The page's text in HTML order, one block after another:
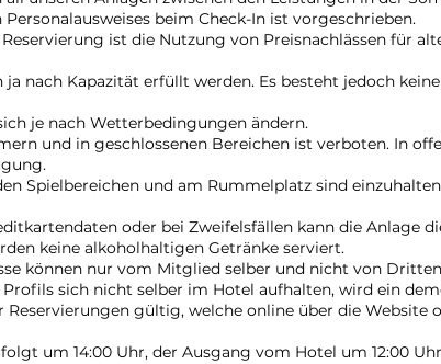
beim Check-In ist vorgeschrieben.
ist die Nutzung von Preisnachlässen für
ja nach Kapazität erfüllt werden. Es besteht jedoch
je nach Wetterbedingungen ändern.
und in geschlossenen Bereichen ist verboten. In
Spielbereichen und am Rummelplatz sind
oder bei Zweifelsfällen kann die Anlage
keine alkoholhaltigen Getränke serviert.
können nur vom Mitglied selber und nicht von
sich nicht selber im Hotel aufhalten, wird ein
Reservierungen gültig, welche online über die
um 14:00 Uhr, der Ausgang vom Hotel um 12:00